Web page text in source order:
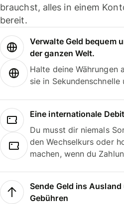
brauchst, alles in einem
bereit.
Verwalte Geld bequem
der ganzen Welt.
Halte deine Währungen
sie in Sekundenschnelle
Eine internationale
Du musst dir niemals
den Wechselkurs oder
machen, wenn du
Sende Geld ins
Gebühren